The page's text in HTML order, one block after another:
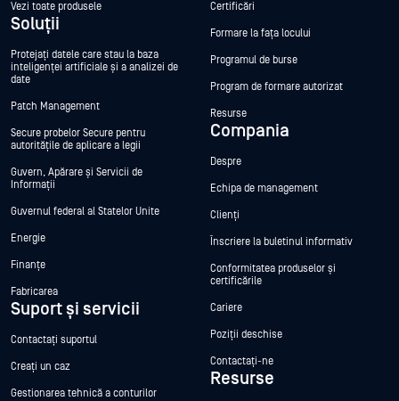
Vezi toate produsele
Soluții
Protejați datele care stau la baza
inteligenței artificiale și a analizei de
date
Patch Management
Secure probelor Secure pentru
autoritățile de aplicare a legii
Guvern, Apărare și Servicii de
Informații
Guvernul federal al Statelor Unite
Energie
Finanțe
Fabricarea
Suport și servicii
Contactați suportul
Creați un caz
Gestionarea tehnică a conturilor
Certificări
Formare la fața locului
Programul de burse
Program de formare autorizat
Resurse
Compania
Despre
Echipa de management
Clienți
Înscriere la buletinul informativ
Conformitatea produselor și
certificările
Cariere
Poziții deschise
Contactați-ne
Resurse